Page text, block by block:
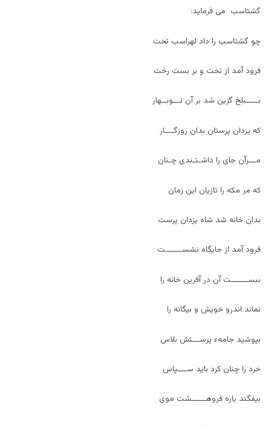
گشتاسب می فرمايد:
چو گشتاسب را داد لهراسب تخت
فرود آمد از تخت و بر بست رخت
بـــــبلخ گزين شد بر آن نـــوبــهار
که يزدان پرستان بدان روزگــــار
مـــرآن جای را داشـتـندی چـنان
که مر مکه را تازيان اين زمان
بدان خانه شد شاه يزدان پرست
فرود آمد از جايگاه نشســـــــت
ببســـــــت آن در آفرين خانه را
نماند اندرو خويش و بيگانه را
بپوشيد جامهء پرســـتش بلاس
خرد را چنان کرد بايد ســــپاس
بيفگند ياره فروهــــــشت موی